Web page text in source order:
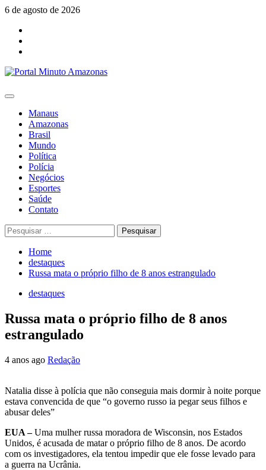
Skip
content
6 de agosto de 2026
Primary
Manaus
Amazonas
Brasil
Mundo
Política
Polícia
Negócios
Esportes
Saúde
Contato
Pesquisar
por:
Home
destaques
Russa mata o próprio filho de 8 anos estrangulado
destaques
Russa mata o próprio filho de 8 anos
estrangulado
4 anos ago Redação
Natalia disse à polícia que não conseguia mais dormir à noite porque
estava convencida de que “o governo russo ia pegar seus filhos e
abusar deles”
EUA –Uma mulher russa moradora de Wisconsin, nos Estados
Unidos, é acusada de matar o próprio filho de 8 anos. De acordo
com os investigadores, ela tentou impedir que ele fosse levado para
a guerra na Ucrânia.